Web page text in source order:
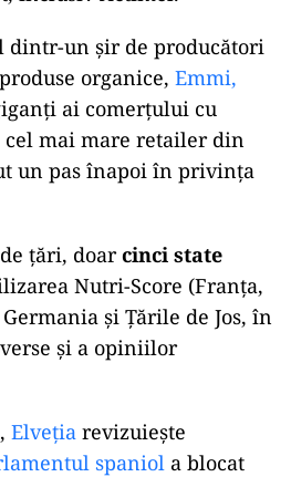
dintr-un șir de producători
organice, Emmi,
ai comerțului cu
cel mai mare retailer din
un pas înapoi în privința
țări, doarcinci state
Nutri-Score (Franța,
și Țările de Jos, în
și a opiniilor
Elveția revizuiește
spaniol a blocat